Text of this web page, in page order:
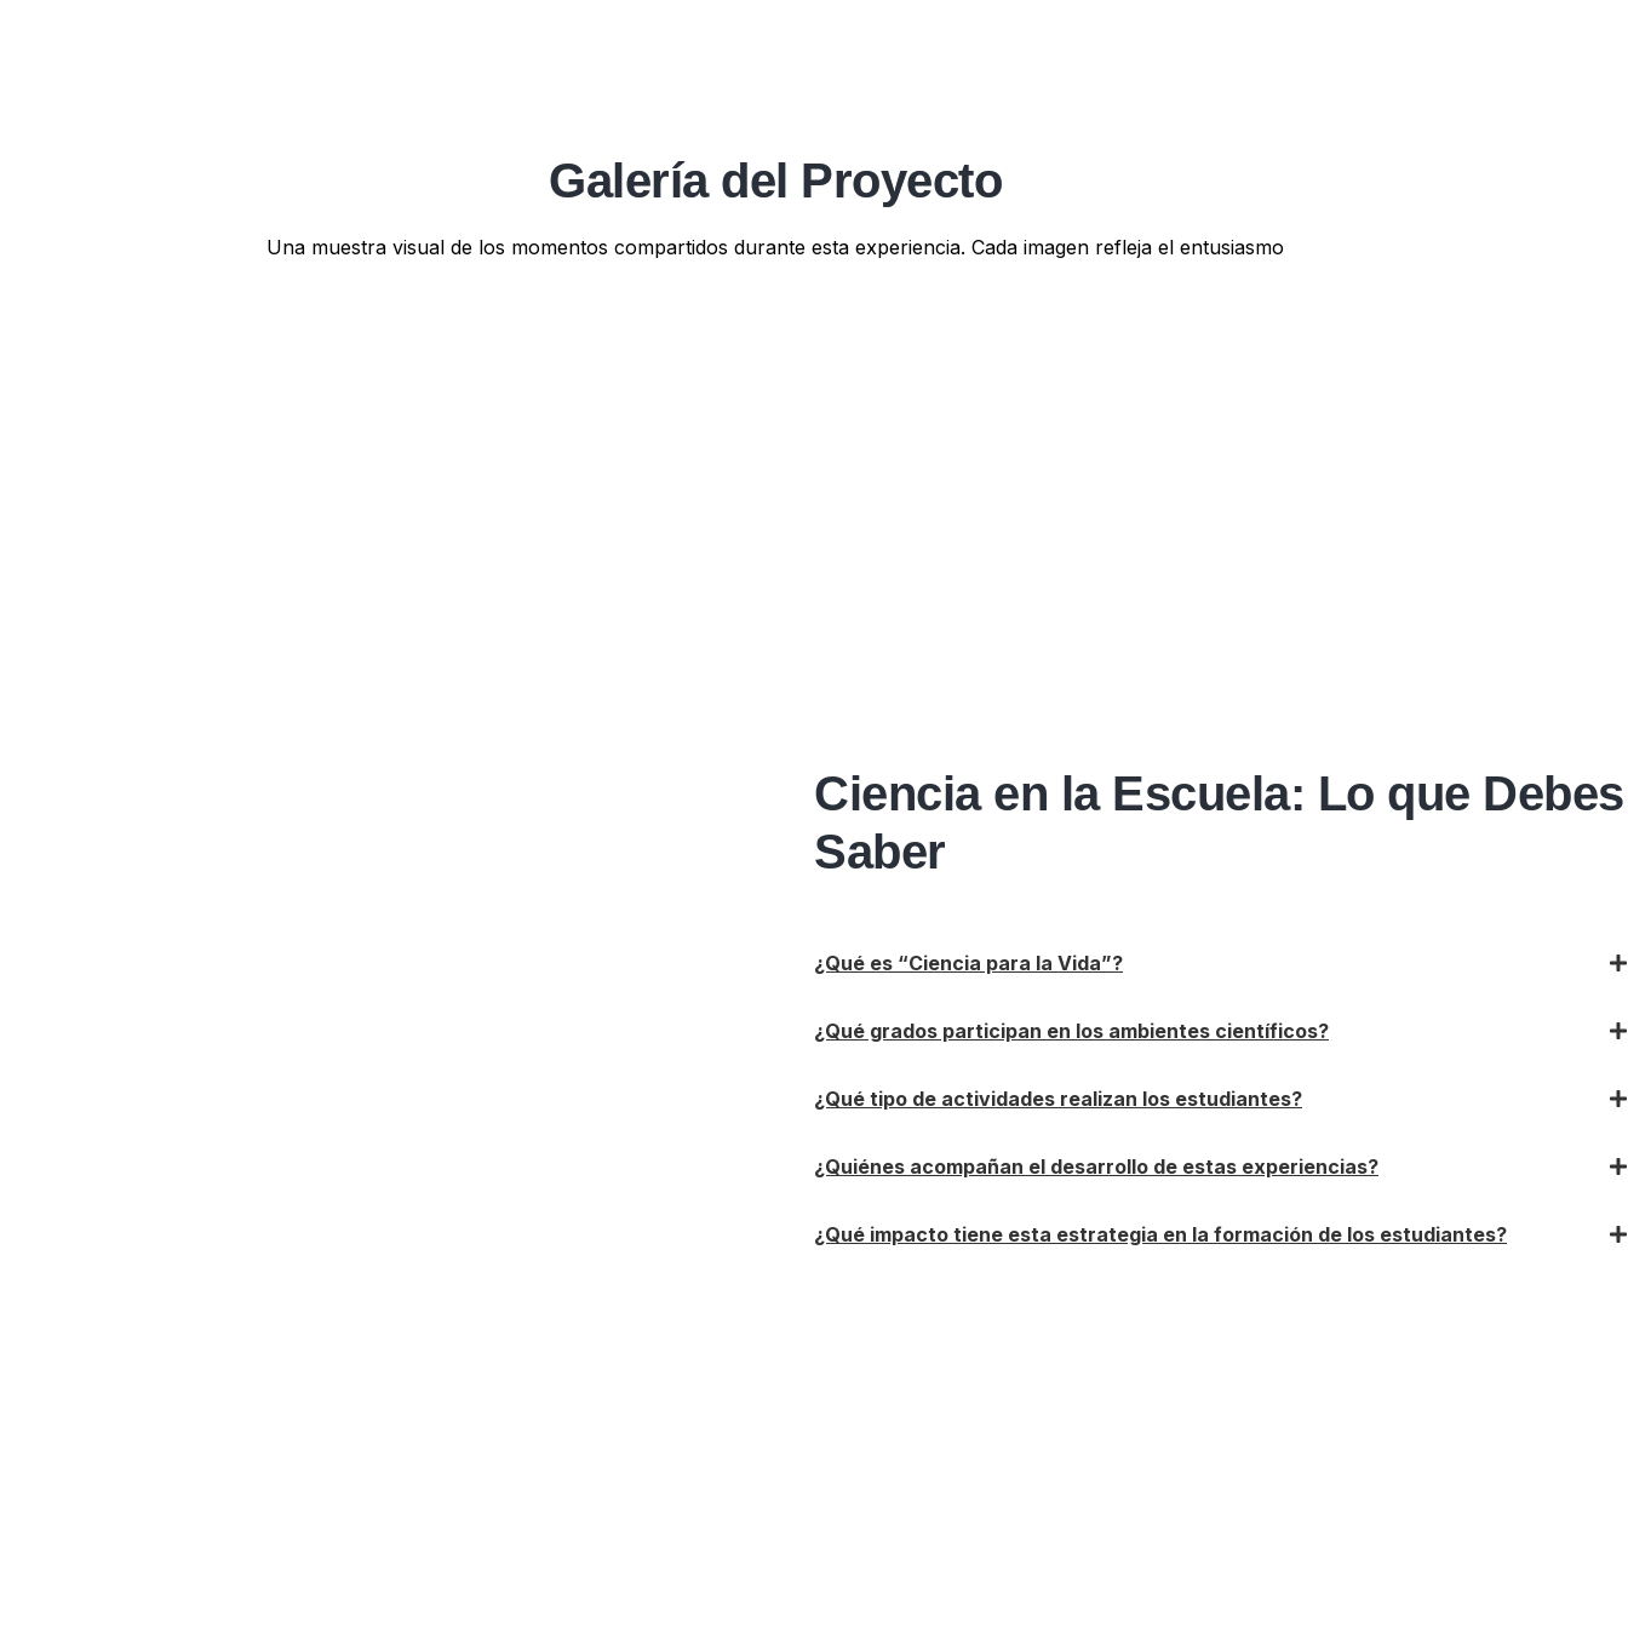
Galería del Proyecto
Una muestra visual de los momentos compartidos durante esta experiencia. Cada imagen refleja el entusiasmo
Ciencia en la Escuela: Lo que Debes
Saber
¿Qué es “Ciencia para la Vida”?
¿Qué grados participan en los ambientes científicos?
¿Qué tipo de actividades realizan los estudiantes?
¿Quiénes acompañan el desarrollo de estas experiencias?
¿Qué impacto tiene esta estrategia en la formación de los estudiantes?